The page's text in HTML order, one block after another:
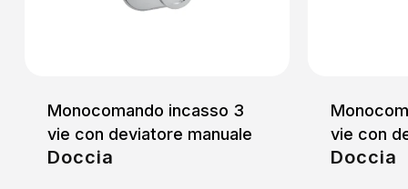
Monocomando incasso 3
vie con deviatore manuale
Doccia
vie con
Doccia